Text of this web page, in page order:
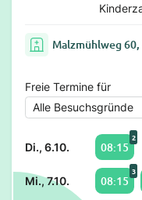
Malzmühlweg
Freie Termine für
Di., 6.10. 08:15
2
Mi., 7.10. 08:15
3